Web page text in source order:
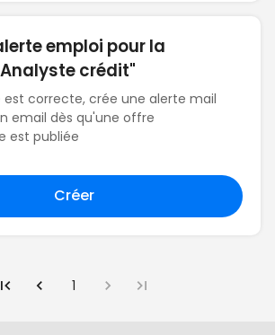
emploi pour la
crédit"
est correcte, crée une alerte mail
email dès qu'une offre
est publiée
Créer
1